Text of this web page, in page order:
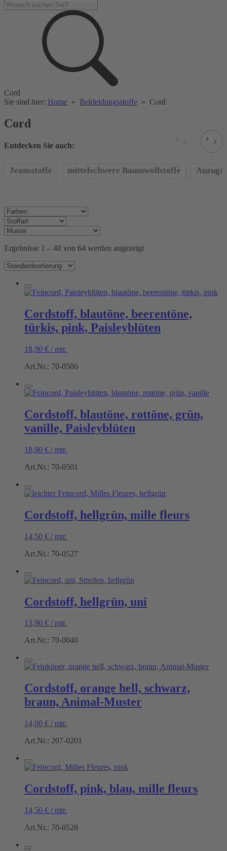
Cord
Sie sind hier: Home » Bekleidungsstoffe » Cord
Cord
Entdecken Sie auch:
Jeansstoffe mittelschwere Baumwollstoffe
Ergebnisse 1 – 48 von 64 werden angezeigt
Cordstoff, blautöne, beerentöne,
türkis, pink, Paisleyblüten
18,90 € / mtr.
Art.Nr.: 70-0500
Cordstoff, blautöne, rottöne, grün,
vanille, Paisleyblüten
18,90 € / mtr.
Art.Nr.: 70-0501
Cordstoff, hellgrün, mille fleurs
14,50 € / mtr.
Art.Nr.: 70-0527
Cordstoff, hellgrün, uni
13,90 € / mtr.
Art.Nr.: 70-0040
Cordstoff, orange hell, schwarz,
braun, Animal-Muster
14,00 € / mtr.
Art.Nr.: 207-0201
Cordstoff, pink, blau, mille fleurs
14,50 € / mtr.
Art.Nr.: 70-0528